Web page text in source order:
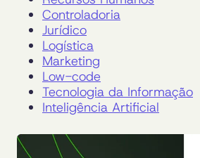
Controladoria
Jurídico
Logística
Marketing
Low-code
Tecnologia da Informação
Inteligência Artificial